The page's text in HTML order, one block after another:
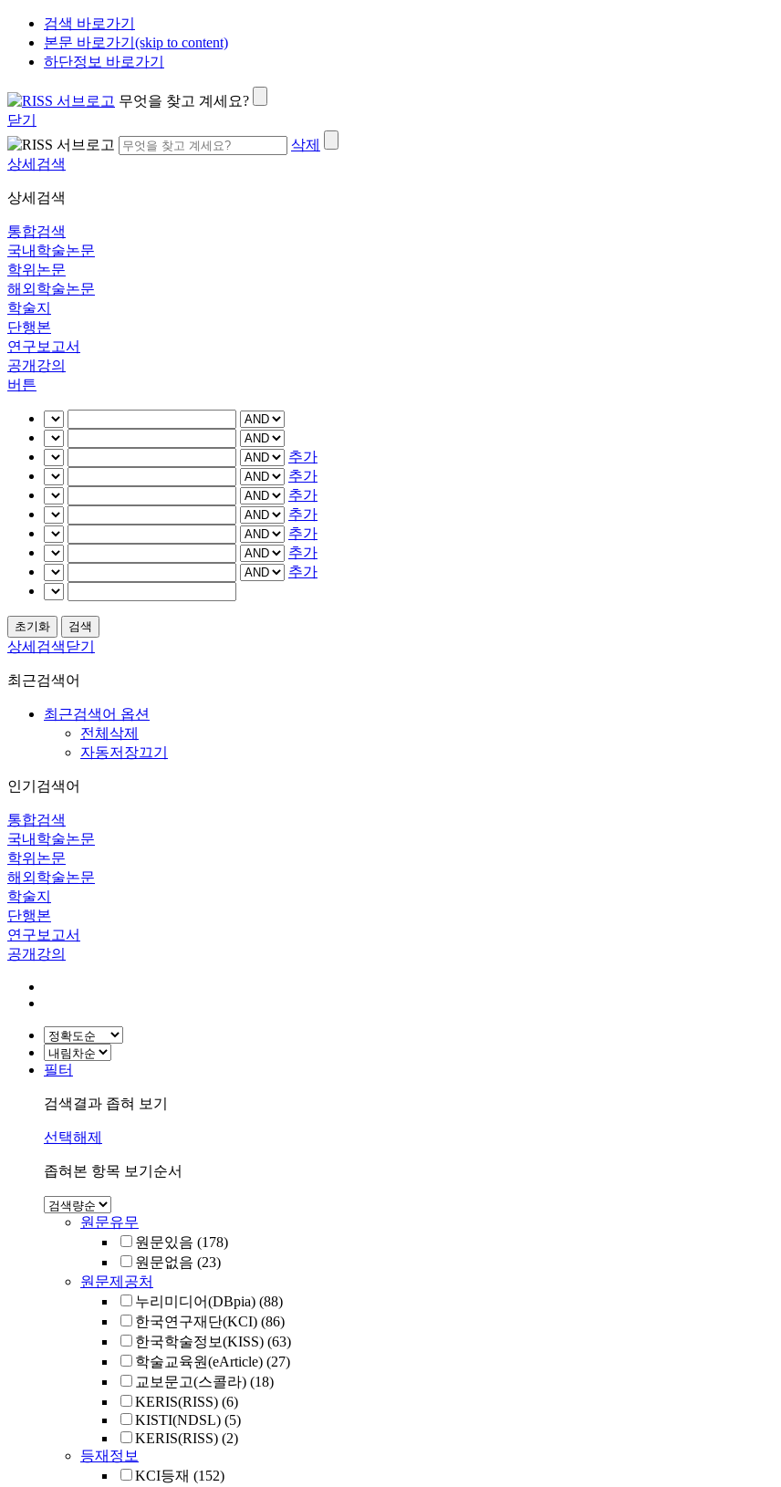
검색 바로가기
본문 바로가기(skip to content)
하단정보 바로가기
무엇을 찾고 계세요?
닫기
삭제
상세검색
상세검색
통합검색
국내학술논문
학위논문
해외학술논문
학술지
단행본
연구보고서
공개강의
버튼
추가
추가
추가
추가
추가
추가
추가
상세검색닫기
최근검색어
최근검색어 옵션
전체삭제
자동저장끄기
인기검색어
통합검색
국내학술논문
학위논문
해외학술논문
학술지
단행본
연구보고서
공개강의
필터
검색결과 좁혀 보기
선택해제
좁혀본 항목 보기순서
원문유무
원문있음 (178)
원문없음 (23)
원문제공처
누리미디어(DBpia) (88)
한국연구재단(KCI) (86)
한국학술정보(KISS) (63)
학술교육원(eArticle) (27)
교보문고(스콜라) (18)
KERIS(RISS) (6)
KISTI(NDSL) (5)
KERIS(RISS) (2)
등재정보
KCI등재 (152)